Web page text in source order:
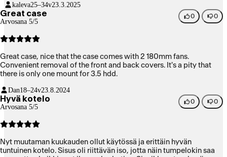
kaleva25–34v23.3.2025
Great case
Arvosana 5/5
0 0
Great case, nice that the case comes with 2 180mm fans.
Convenient removal of the front and back covers. It's a pity that
there is only one mount for 3.5 hdd.
Dan18–24v23.8.2024
Hyvä kotelo
Arvosana 5/5
0 0
Nyt muutaman kuukauden ollut käytössä ja erittäin hyvän
tuntuinen kotelo. Sisus oli riittävän iso, jotta näin tumpelokin saa